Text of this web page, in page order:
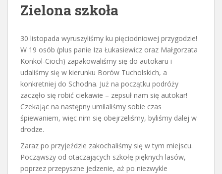
Zielona szkoła
30 listopada wyruszyliśmy ku pięciodniowej przygodzie!
W 19 osób (plus panie Iza Łukasiewicz oraz Małgorzata
Konkol-Cioch) zapakowaliśmy się do autokaru i
udaliśmy się w kierunku Borów Tucholskich, a
konkretniej do Schodna. Już na początku podróży
zaczęło się robić ciekawie – zepsuł nam się autokar!
Czekając na następny umilaliśmy sobie czas
śpiewaniem, więc nim się obejrzeliśmy, byliśmy dalej w
drodze.
Zaraz po przyjeździe zakochaliśmy się w tym miejscu.
Począwszy od otaczających szkołę pięknych lasów,
poprzez przepyszne jedzenie, aż po niezwykle